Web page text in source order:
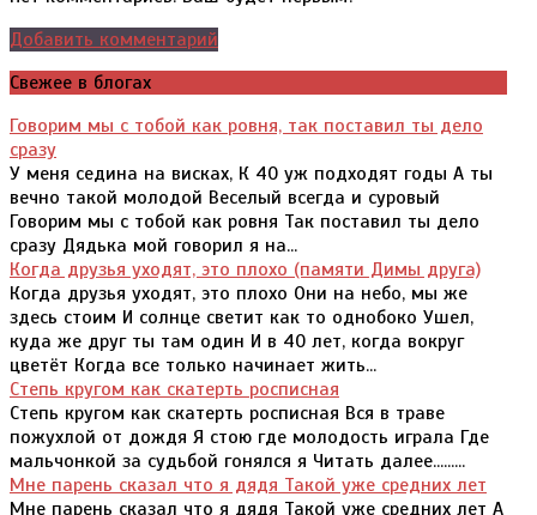
Добавить комментарий
Свежее в блогах
Говорим мы с тобой как ровня, так поставил ты дело
сразу
У меня седина на висках, К 40 уж подходят годы А ты
вечно такой молодой Веселый всегда и суровый
Говорим мы с тобой как ровня Так поставил ты дело
сразу Дядька мой говорил я на...
Когда друзья уходят, это плохо (памяти Димы друга)
Когда друзья уходят, это плохо Они на небо, мы же
здесь стоим И солнце светит как то однобоко Ушел,
куда же друг ты там один И в 40 лет, когда вокруг
цветёт Когда все только начинает жить...
Степь кругом как скатерть росписная
Степь кругом как скатерть росписная Вся в траве
пожухлой от дождя Я стою где молодость играла Где
мальчонкой за судьбой гонялся я Читать далее.........
Мне парень сказал что я дядя Такой уже средних лет
Мне парень сказал что я дядя Такой уже средних лет А